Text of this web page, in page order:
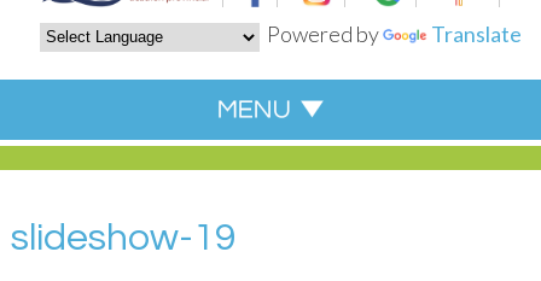
Powered by Translate
slideshow-19